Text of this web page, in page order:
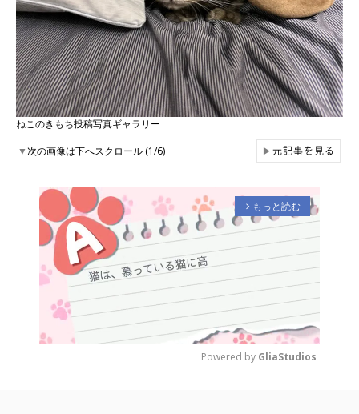
ねこのきもち投稿写真ギャラリー
▼次の画像は下へスクロール (1/6) ▶元記事を見る
arrow_forward_ios もっと読む
Powered by GliaStudios